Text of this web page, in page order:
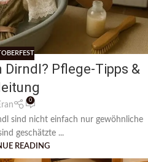
Pflege-Tipps &
0
sind nicht einfach nur gewöhnliche
geschätzte ...
READING